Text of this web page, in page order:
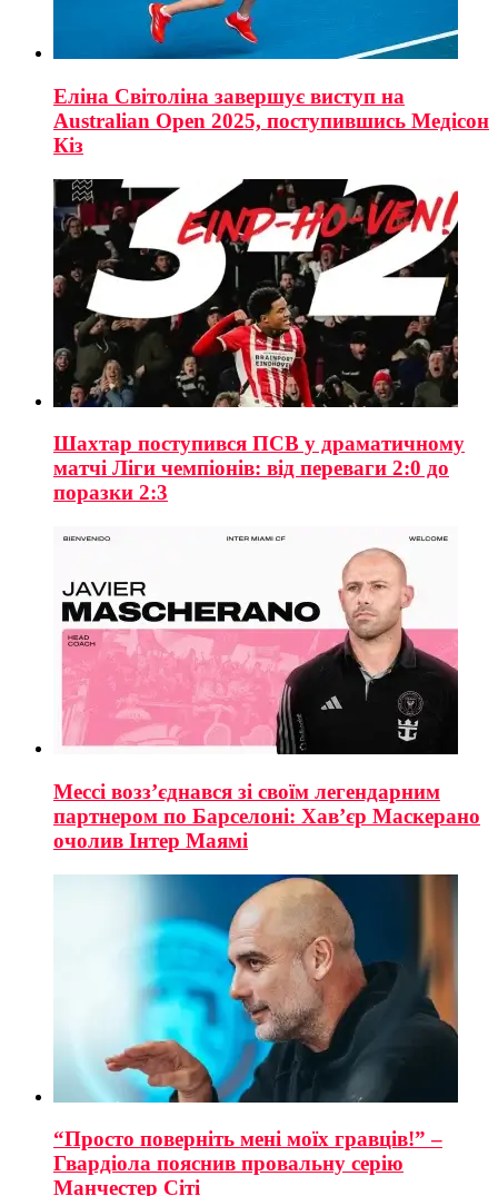
Еліна Світоліна завершує виступ на
Australian Open 2025, поступившись Медісон
Кіз
Шахтар поступився ПСВ у драматичному
матчі Ліги чемпіонів: від переваги 2:0 до
поразки 2:3
Мессі возз’єднався зі своїм легендарним
партнером по Барселоні: Хав’єр Маскерано
очолив Інтер Маямі
“Просто поверніть мені моїх гравців!” –
Гвардіола пояснив провальну серію
Манчестер Сіті